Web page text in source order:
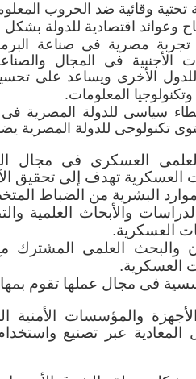
تحتية وقائية ضد الحروب
وعوائد اقتصادية للدولة
تجربة مصرية فى صناعة
الأجنبية فى المجال
للدول الأخرى ويساعد على
وتكنولوجيا المعلومات.
سياسى للدولة المصرية فى
تكنولوجى للدولة المصرية
العسكرى فى مجال
العسكرية تهدف إلى تحقيق
البشرية من الضباط
والأبحاث العلمية
العسكرية.
والبحث العلمى
العسكرية.
فى مجال عملها تقوم
والمؤسسات
المعادية عبر تصنيع
لكل طلبة كلية الحاسبات
الحاسبات
وكذلك دراسة كافة المواد
هي الأساس الأكاديمي
على ثلاثة علوم وهي
بالكلية.
الصناعة والسوق
أو المنتسبين
حاسبات
جيداً ومستويات العمالة
خريجين كلية الحاسبات
على كافة نظرائهم من
جودة ومهنية خريجي
كلية الحاسبات
لهم سمعة واسم في السوق